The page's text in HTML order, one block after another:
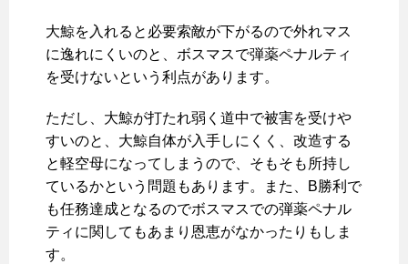
大鯨を入れると必要索敵が下がるので外れマス
に逸れにくいのと、ボスマスで弾薬ペナルティ
を受けないという利点があります。
ただし、大鯨が打たれ弱く道中で被害を受けや
すいのと、大鯨自体が入手しにくく、改造する
と軽空母になってしまうので、そもそも所持し
ているかという問題もあります。また、B勝利で
も任務達成となるのでボスマスでの弾薬ペナル
ティに関してもあまり恩恵がなかったりもしま
す。